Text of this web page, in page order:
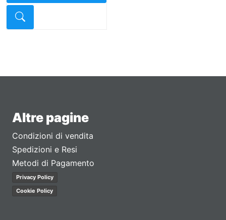
Altre pagine
Condizioni di vendita
Spedizioni e Resi
Metodi di Pagamento
Privacy Policy
Cookie Policy